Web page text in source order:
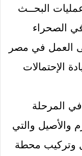
البحــث
الصحراء
العمل في مصر
الإحتمالات
المرحلة
والأصيل والتي
وتركيب محطة